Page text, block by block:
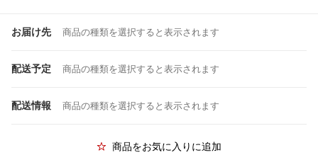
お届け先 商品の種類を選択すると表示されます
配送予定 商品の種類を選択すると表示されます
配送情報 商品の種類を選択すると表示されます
商品をお気に入りに追加